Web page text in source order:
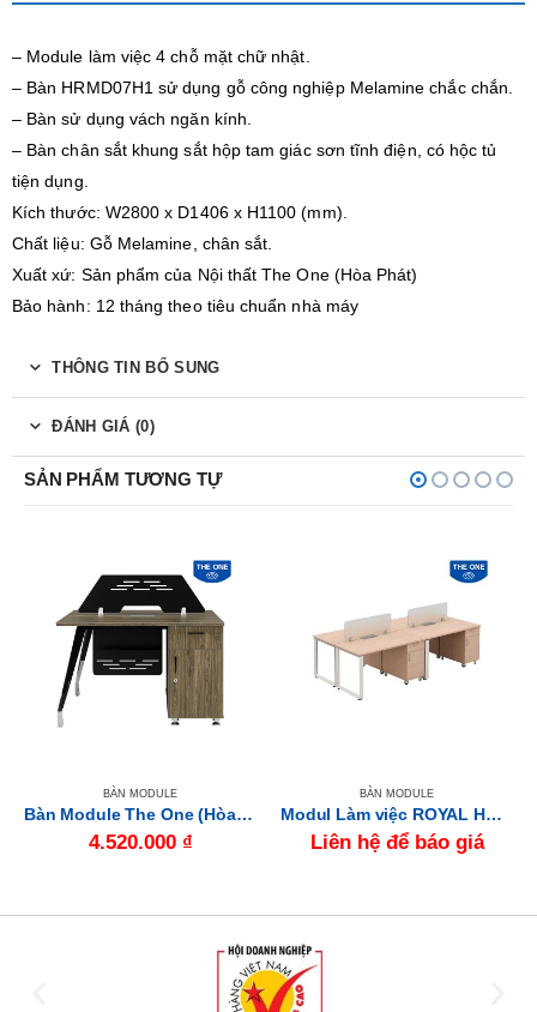
– Module làm việc 4 chỗ mặt chữ nhật.
– Bàn HRMD07H1 sử dụng gỗ công nghiệp Melamine chắc chắn.
– Bàn sử dụng vách ngăn kính.
– Bàn chân sắt khung sắt hộp tam giác sơn tĩnh điện, có hộc tủ
tiện dụng.
Kích thước: W2800 x D1406 x H1100 (mm).
Chất liệu: Gỗ Melamine, chân sắt.
Xuất xứ: Sản phẩm của Nội thất The One (Hòa Phát)
Bảo hành: 12 tháng theo tiêu chuẩn nhà máy
THÔNG TIN BỔ SUNG
ĐÁNH GIÁ (0)
SẢN PHẨM TƯƠNG TỰ
BÀN MODULE
Bàn Module The One (Hòa Phát) BRIMD03C15
4.520.000 ₫
BÀN MODULE
Modul Làm việc ROYAL HRMD08
Liên hệ để báo giá